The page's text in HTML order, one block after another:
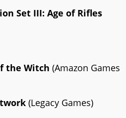
Set III: Age of Rifles
the Witch (Amazon Games
(Legacy Games)